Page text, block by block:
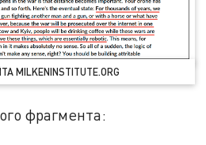
фрагмента: